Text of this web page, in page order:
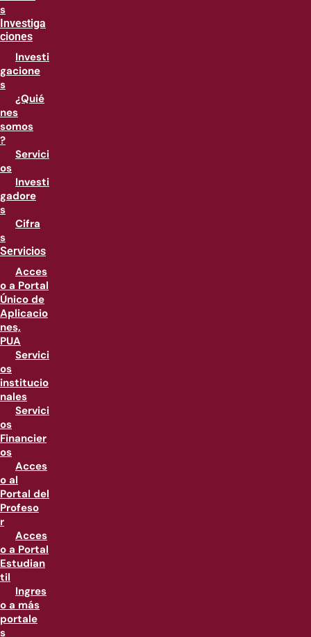
s
Investiga
ciones
Investi
gacione
s
¿Quié
nes
somos
?
Servici
os
Investi
gadore
s
Cifra
s
Servicios
Acces
o a Portal
Único de
Aplicacio
nes,
PUA
Servici
os
institucio
nales
Servici
os
Financier
os
Acces
o al
Portal del
Profeso
r
Acces
o a Portal
Estudian
til
Ingres
o a más
portale
s